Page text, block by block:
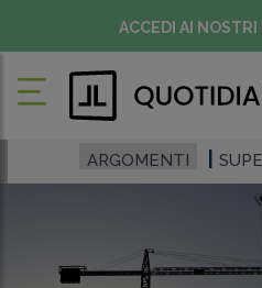
ACCEDI AI NOSTRI
ARGOMENTI